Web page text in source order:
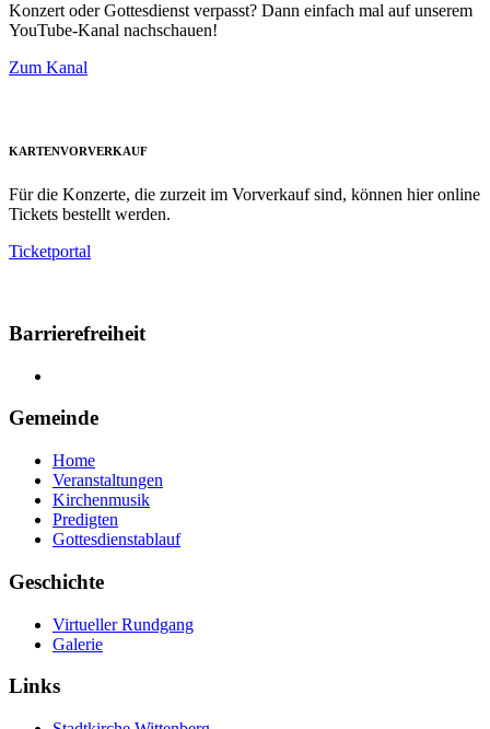
Konzert oder Gottesdienst verpasst? Dann einfach mal auf unserem
YouTube-Kanal nachschauen!
Zum Kanal
KARTENVORVERKAUF
Für die Konzerte, die zurzeit im Vorverkauf sind, können hier online
Tickets bestellt werden.
Ticketportal
Barrierefreiheit
Gemeinde
Home
Veranstaltungen
Kirchenmusik
Predigten
Gottesdienstablauf
Geschichte
Virtueller Rundgang
Galerie
Links